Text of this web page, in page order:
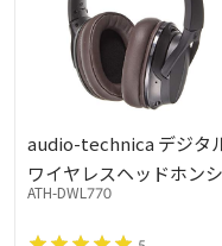
audio-technica デジタ
ワイヤレスヘッドホン
テム Bluetooth ハイレゾ
音源対応 ATH-DWL770
ATH-DWL770